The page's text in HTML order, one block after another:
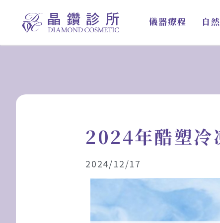
要
儀器療程 自
2024年酷塑冷
2024/12/17